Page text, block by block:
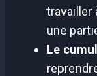
travailler
une
Le